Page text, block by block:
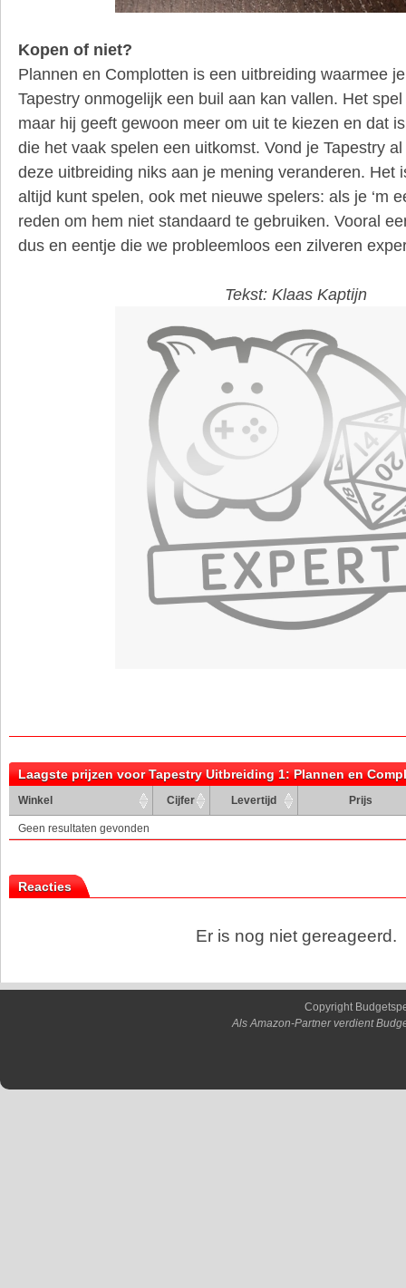
Kopen of niet?
Plannen en Complotten is een uitbreiding waarmee
Tapestry onmogelijk een buil aan kan vallen. Het
maar hij geeft gewoon meer om uit te kiezen en dat
die het vaak spelen een uitkomst. Vond je Tapestry
deze uitbreiding niks aan je mening veranderen. Het
altijd kunt spelen, ook met nieuwe spelers: als je ‘m
reden om hem niet standaard te gebruiken. Vooral
dus en eentje die we probleemloos een zilveren
Tekst: Klaas Kaptijn
Laagste prijzen voor Tapestry Uitbreiding 1: Plannen en
Winkel Cijfer Levertijd Prijs
Geen resultaten gevonden
Reacties
Er is nog niet gereageerd.
Copyright
Als Amazon-Partner verdient